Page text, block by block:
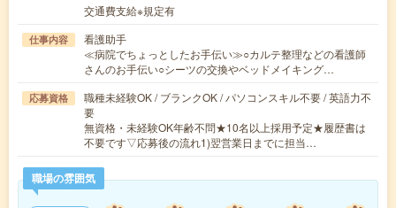
交通費支給※規定有
仕事内容
看護助手
≪病院でちょっとしたお手伝い≫○カルテ整理などの看護師
さんのお手伝い○シーツの交換やベッドメイキング…
応募資格
職種未経験OK / ブランクOK / パソコンスキル不要 / 英語力不
要
無資格・未経験OK年齢不問★10名以上採用予定★履歴書は
不要です▽応募後の流れ1)翌営業日までに担当…
職場の雰囲気